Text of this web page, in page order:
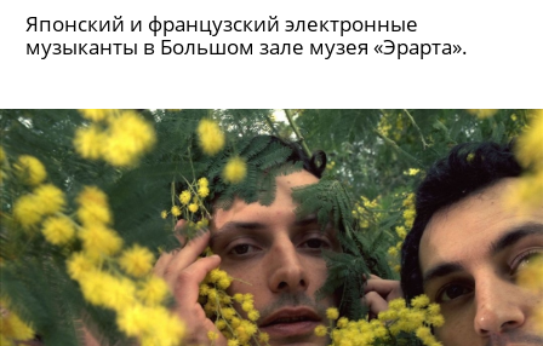
Японский и французский электронные
музыканты в Большом зале музея «Эрарта».